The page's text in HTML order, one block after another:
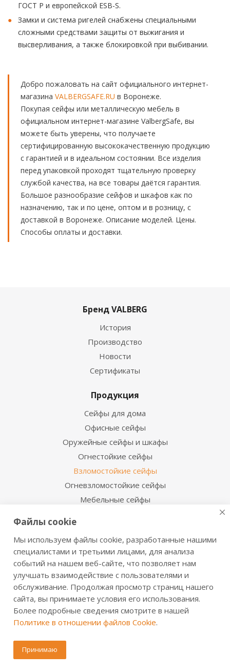
ГОСТ Р и европейской ESB-S.
Замки и система ригелей снабжены специальными
сложными средствами защиты от выжигания и
высверливания, а также блокировкой при выбивании.
Добро пожаловать на сайт официального интернет-
магазина VALBERGSAFE.RU в Воронеже.
Покупая сейфы или металлическую мебель в
официальном интернет-магазине ValbergSafe, вы
можете быть уверены, что получаете
сертифицированную высококачественную продукцию
с гарантией и в идеальном состоянии. Все изделия
перед упаковкой проходят тщательную проверку
службой качества, на все товары даётся гарантия.
Большое разнообразие сейфов и шкафов как по
назначению, так и по цене, оптом и в розницу, с
доставкой в Воронеже. Описание моделей. Цены.
Способы оплаты и доставки.
Бренд VALBERG
История
Производство
Новости
Сертификаты
Продукция
Сейфы для дома
Офисные сейфы
Оружейные сейфы и шкафы
Огнестойкие сейфы
Взломостойкие сейфы
Огневзломостойкие сейфы
Мебельные сейфы
Встраиваемые сейфы
Сейфы с отделкой деревом
Металлические шкафы
Производственная мебель
Металлические двери
Информация для покупателя
Сервисная служба
Сертификаты и инструкции
Файлы cookie
Мы используем файлы cookie, разработанные нашими
специалистами и третьими лицами, для анализа
событий на нашем веб-сайте, что позволяет нам
улучшать взаимодействие с пользователями и
обслуживание. Продолжая просмотр страниц нашего
сайта, вы принимаете условия его использования.
Более подробные сведения смотрите в нашей
Политике в отношении файлов Cookie.
Принимаю